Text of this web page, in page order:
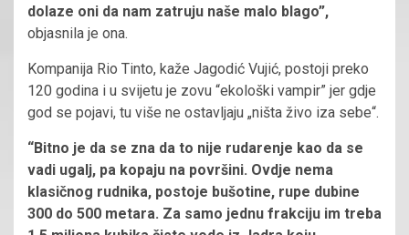
dolaze oni da nam zatruju naše malo blago”,
objasnila je ona.
Kompanija Rio Tinto, kaže Jagodić Vujić, postoji preko
120 godina i u svijetu je zovu “ekološki vampir” jer gdje
god se pojavi, tu više ne ostavljaju „ništa živo iza sebe“.
“Bitno je da se zna da to nije rudarenje kao da se
vadi ugalj, pa kopaju na površini. Ovdje nema
klasičnog rudnika, postoje bušotine, rupe dubine
300 do 500 metara. Za samo jednu frakciju im treba